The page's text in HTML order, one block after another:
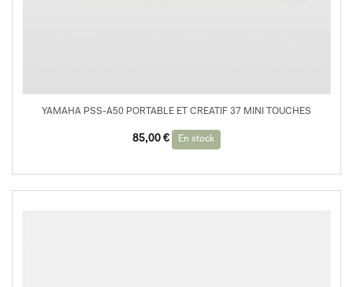
YAMAHA PSS-A50 PORTABLE ET CREATIF 37 MINI TOUCHES
85,00 € En stock